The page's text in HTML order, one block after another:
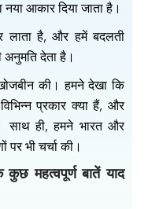
आकार दिया जाता है।
लाता है, और हमें बदलती
देता है।
की। हमने देखा कि
प्रकार क्या हैं, और
साथ ही, हमने भारत और
भी चर्चा की।
महत्वपूर्ण बातें याद